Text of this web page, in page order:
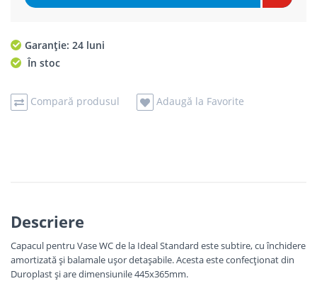
Garanție: 24 luni
În stoc
Compară produsul Adaugă la Favorite
Descriere
Capacul pentru Vase WC de la Ideal Standard este subtire, cu închidere
amortizată și balamale ușor detașabile. Acesta este confecționat din
Duroplast și are dimensiunile 445x365mm.